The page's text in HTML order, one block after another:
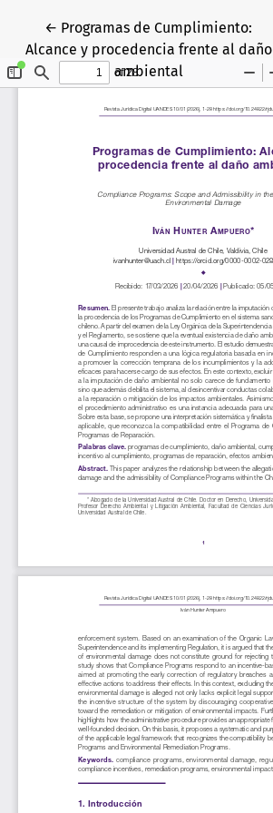
← Volver a los detalles del artículo
Programas de Cumplimiento:
Alcance y procedencia frente al daño
ambiental